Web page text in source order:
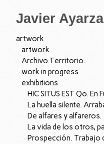
Javier Ayarza
artwork
artwork
Archivo Territorio.
work in progress
exhibitions